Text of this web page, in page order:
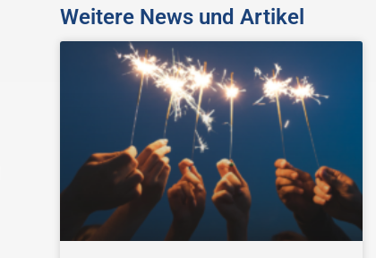
Weitere News und Artikel